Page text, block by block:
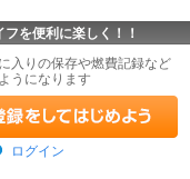
を便利に楽しく！！
入りの保存や燃費記録など
うになります
ログイン